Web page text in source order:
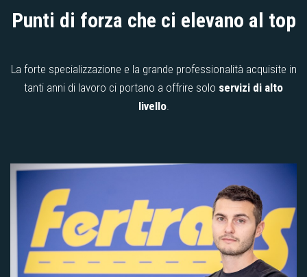
Punti di forza che ci elevano al top
La forte specializzazione e la grande professionalità acquisite in
tanti anni di lavoro ci portano a offrire solo servizi di alto
livello.